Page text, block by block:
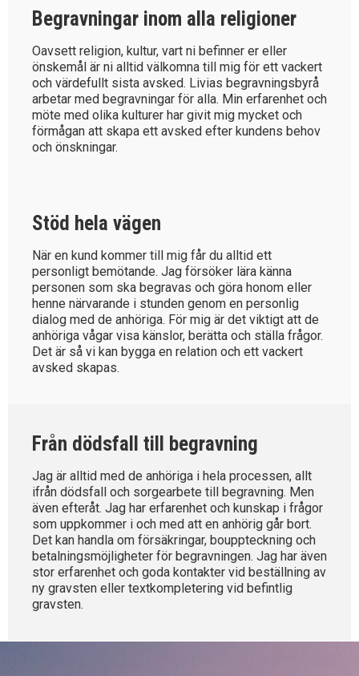
Begravningar inom alla religioner
Oavsett religion, kultur, vart ni befinner er eller
önskemål är ni alltid välkomna till mig för ett vackert
och värdefullt sista avsked. Livias begravningsbyrå
arbetar med begravningar för alla. Min erfarenhet och
möte med olika kulturer har givit mig mycket och
förmågan att skapa ett avsked efter kundens behov
och önskningar.
Stöd hela vägen
När en kund kommer till mig får du alltid ett
personligt bemötande. Jag försöker lära känna
personen som ska begravas och göra honom eller
henne närvarande i stunden genom en personlig
dialog med de anhöriga. För mig är det viktigt att de
anhöriga vågar visa känslor, berätta och ställa frågor.
Det är så vi kan bygga en relation och ett vackert
avsked skapas.
Från dödsfall till begravning
Jag är alltid med de anhöriga i hela processen, allt
ifrån dödsfall och sorgearbete till begravning. Men
även efteråt. Jag har erfarenhet och kunskap i frågor
som uppkommer i och med att en anhörig går bort.
Det kan handla om försäkringar, bouppteckning och
betalningsmöjligheter för begravningen. Jag har även
stor erfarenhet och goda kontakter vid beställning av
ny gravsten eller textkompletering vid befintlig
gravsten.